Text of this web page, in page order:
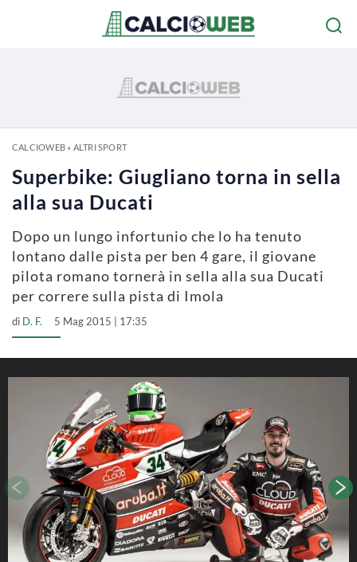
CALCIOWEB» ALTRI SPORT
Superbike: Giugliano torna in sella
alla sua Ducati
Dopo un lungo infortunio che lo ha tenuto
lontano dalle pista per ben 4 gare, il giovane
pilota romano tornerà in sella alla sua Ducati
per correre sulla pista di Imola
di D. F. 5 Mag 2015 | 17:35